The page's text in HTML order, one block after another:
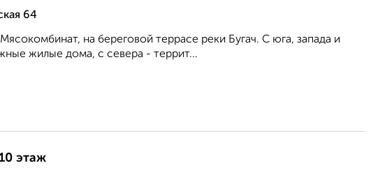
64
на береговой террасе реки Бугач. С юга, запада и
жилые дома, с севера - террит...
этаж